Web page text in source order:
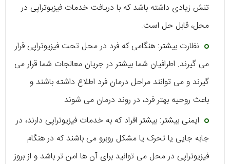
تنش زیادی داشته باشد که با دریافت خدمات فیزیوتراپی در
محل، قابل حل است.
نظارت بیشتر: هنگامی که فرد در محل تحت فیزیوتراپی قرار
می گیرند. اطرافیان شما بیشتر در جریان معالجات شما قرار می
گیرند و می توانند مراحل درمان فرد اطلاع داشته باشند و
باعث روحیه بهتر فرد، در روند درمان می شوند
ایمنی بیشتر: بیشتر افراد که به خدمات فیزیوتراپی دارند، در
جابه جایی یا تحرک یا مشکل روبرو می باشند که در هنگام
فیزیوتراپی در محل می توانید برای آن ها امن تر باشد و از بروز